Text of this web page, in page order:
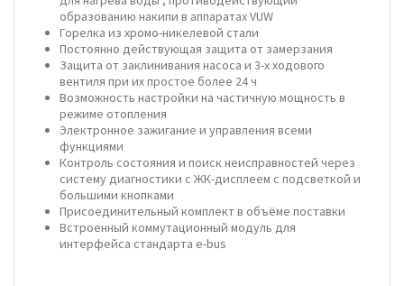
образованию накипи в аппаратах VUW
Горелка из хромо-никелевой стали
Постоянно действующая защита от замерзания
Защита от заклинивания насоса и 3-х ходового
вентиля при их простое более 24 ч
Возможность настройки на частичную мощность в
режиме отопления
Электронное зажигание и управления всеми
функциями
Контроль состояния и поиск неисправностей через
систему диагностики с ЖК-дисплеем с подсветкой и
большими кнопками
Присоединительный комплект в объёме поставки
Встроенный коммутационный модуль для
интерфейса стандарта e-bus